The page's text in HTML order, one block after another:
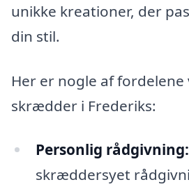
unikke kreationer, der
din stil.
Her er nogle af
skrædder i Frederiks:
Personlig rådgivning:
skræddersyet